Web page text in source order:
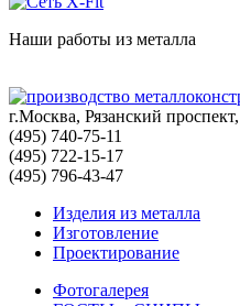
Наши работы из металла
г.Москва, Рязанский
(495) 740-75-11
(495) 722-15-17
(495) 796-43-47
Изделия из металла
Изготовление
Проектирование
Фотогалерея